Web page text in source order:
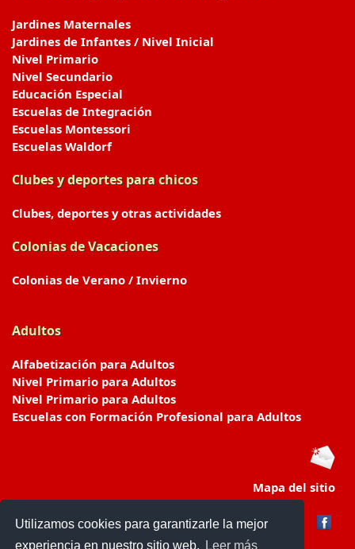
Utilizamos cookies para garantizarle la mejor
experiencia en nuestro sitio web.
Leer más
Jardines Maternales
Jardines de Infantes / Nivel Inicial
Nivel Primario
Nivel Secundario
Educación Especial
Escuelas de Integración
Escuelas Montessori
Escuelas Waldorf
Clubes y deportes para chicos
Clubes, deportes y otras actividades
Colonias de Vacaciones
Colonias de Verano / Invierno
Adultos
Alfabetización para Adultos
Nivel Primario para Adultos
Nivel Primario para Adultos
Escuelas con Formación Profesional para Adultos
Mapa del sitio